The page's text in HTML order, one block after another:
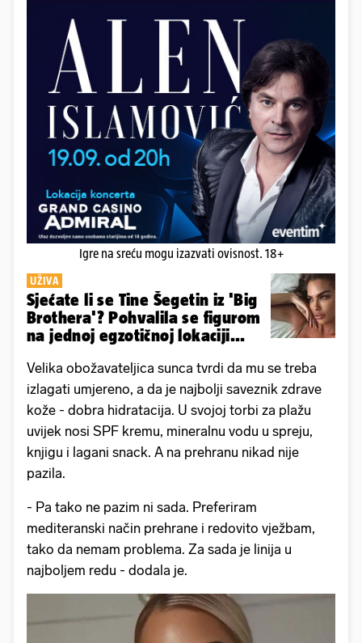
Igre na sreću mogu izazvati ovisnost. 18+
UŽIVA
Sjećate li se Tine Šegetin iz 'Big
Brothera'? Pohvalila se figurom
na jednoj egzotičnoj lokaciji...
Velika obožavateljica sunca tvrdi da mu se treba
izlagati umjereno, a da je najbolji saveznik zdrave
kože - dobra hidratacija. U svojoj torbi za plažu
uvijek nosi SPF kremu, mineralnu vodu u spreju,
knjigu i lagani snack. A na prehranu nikad nije
pazila.
- Pa tako ne pazim ni sada. Preferiram
mediteranski način prehrane i redovito vježbam,
tako da nemam problema. Za sada je linija u
najboljem redu - dodala je.